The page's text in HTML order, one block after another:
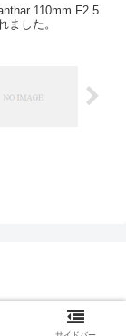
110mm F2.5
ました。